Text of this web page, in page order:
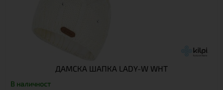
ДАМСКА ШАПКА LADY-W WHT
В наличност